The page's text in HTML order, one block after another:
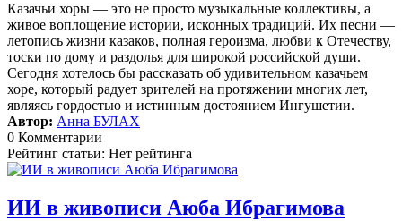
Казачьи хоры — это не просто музыкальные коллективы, а
живое воплощение истории, исконных традиций. Их песни —
летопись жизни казаков, полная героизма, любви к Отечеству,
тоски по дому и раздолья для широкой российской души.
Сегодня хотелось бы рассказать об удивительном казачьем
хоре, который радует зрителей на протяжении многих лет,
являясь гордостью и истинным достоянием Ингушетии.
Автор: Анна БУЛАХ
0 Комментарии
Рейтинг статьи: Нет рейтинга
ИИ в живописи Аюба Ибрагимова